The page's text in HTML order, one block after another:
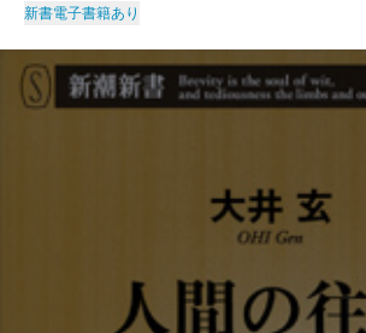
新書電子書籍あり